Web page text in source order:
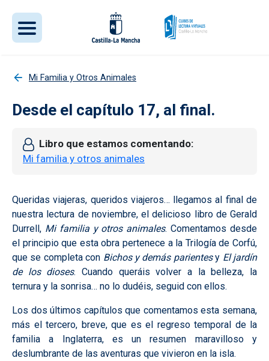
Mi Familia y Otros Animales
Desde el capítulo 17, al final.
Libro que estamos comentando
Mi familia y otros animales
Queridas viajeras, queridos viajeros… llegamos al final de
nuestra lectura de noviembre, el delicioso libro de Gerald
Durrell, Mi familia y otros animales. Comentamos desde
el principio que esta obra pertenece a la Trilogía de Corfú,
que se completa con Bichos y demás parientesy El jardín
de los dioses. Cuando queráis volver a la belleza, la
ternura y la sonrisa… no lo dudéis, seguid con ellos.
Los dos últimos capítulos que comentamos esta semana,
más el tercero, breve, que es el regreso temporal de la
familia a Inglaterra, es un resumen maravilloso y
deslumbrante de las aventuras que vivieron en la isla.